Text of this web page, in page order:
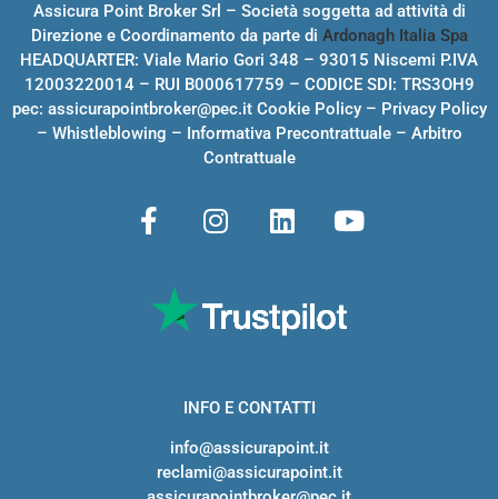
Assicura Point Broker Srl – Società soggetta ad attività di
Direzione e Coordinamento da parte di Ardonagh Italia Spa
HEADQUARTER: Viale Mario Gori 348 – 93015 Niscemi P.IVA
12003220014 – RUI B000617759 – CODICE SDI: TRS3OH9
pec: assicurapointbroker@pec.it Cookie Policy– Privacy Policy
– Whistleblowing – Informativa Precontrattuale– Arbitro
Contrattuale
INFO E CONTATTI
info@assicurapoint.it
reclami@assicurapoint.it